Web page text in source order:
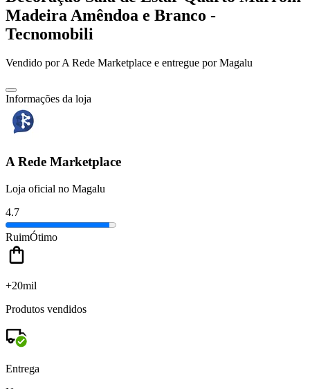
Madeira Amêndoa e Branco -
Tecnomobili
Vendido porA Rede Marketplace e entregue por Magalu
Informações da loja
A Rede Marketplace
Loja oficial no Magalu
4.7
RuimÓtimo
+20mil
Produtos vendidos
Entrega